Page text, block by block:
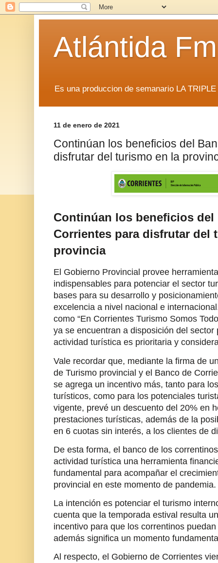
Atlántida
Es una produccion de semanario LA
11 de enero de 2021
Continúan los beneficios del
disfrutar del turismo en la
Continúan los beneficios del
Corrientes para disfrutar del
provincia
El Gobierno Provincial provee
indispensables para potenciar el sector
bases para su desarrollo y
excelencia a nivel nacional e
como “En Corrientes Turismo Somos
ya se encuentran a disposición del
actividad turística es prioritaria y
Vale recordar que, mediante la firma de
de Turismo provincial y el Banco de
se agrega un incentivo más, tanto para
turísticos, como para los potenciales
vigente, prevé un descuento del 20% en
prestaciones turísticas, además de la
en 6 cuotas sin interés, a los clientes de
De esta forma, el banco de los
actividad turística una herramienta
fundamental para acompañar el
provincial en este momento de pandemia.
La intención es potenciar el turismo
cuenta que la temporada estival resulta
incentivo para que los correntinos
además significa un momento
Al respecto, el Gobierno de Corrientes